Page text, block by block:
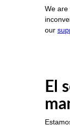
We are
our
El